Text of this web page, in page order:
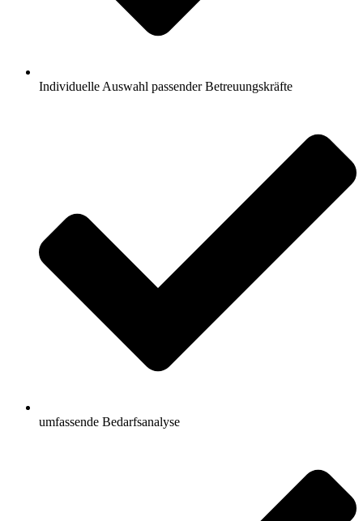
Individuelle Auswahl passender Betreuungskräfte
umfassende Bedarfsanalyse